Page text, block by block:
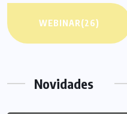
WEBINAR(26)
Novidades